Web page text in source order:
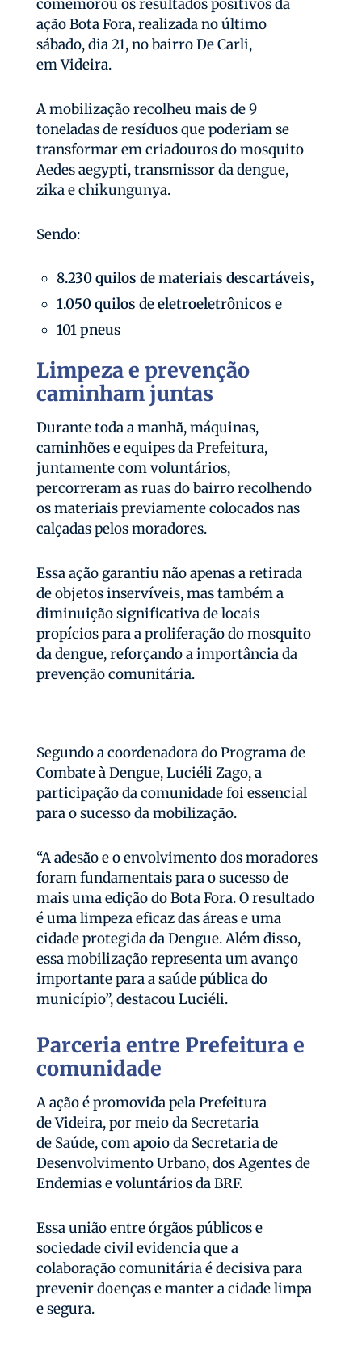
comemorou os resultados positivos da
ação Bota Fora, realizada no último
sábado, dia 21, no bairro De Carli,
em Videira.
A mobilização recolheu mais de 9
toneladas de resíduos que poderiam se
transformar em criadouros do mosquito
Aedes aegypti, transmissor da dengue,
zika e chikungunya.
Sendo:
8.230 quilos de materiais descartáveis,
1.050 quilos de eletroeletrônicos e
101 pneus
Limpeza e prevenção
caminham juntas
Durante toda a manhã, máquinas,
caminhões e equipes da Prefeitura,
juntamente com voluntários,
percorreram as ruas do bairro recolhendo
os materiais previamente colocados nas
calçadas pelos moradores.
Essa ação garantiu não apenas a retirada
de objetos inservíveis, mas também a
diminuição significativa de locais
propícios para a proliferação do mosquito
da dengue, reforçando a importância da
prevenção comunitária.
Segundo a coordenadora do Programa de
Combate à Dengue, Luciéli Zago, a
participação da comunidade foi essencial
para o sucesso da mobilização.
“A adesão e o envolvimento dos moradores
foram fundamentais para o sucesso de
mais uma edição do Bota Fora. O resultado
é uma limpeza eficaz das áreas e uma
cidade protegida da Dengue. Além disso,
essa mobilização representa um avanço
importante para a saúde pública do
município”, destacou Luciéli.
Parceria entre Prefeitura e
comunidade
A ação é promovida pela Prefeitura
de Videira, por meio da Secretaria
de Saúde, com apoio da Secretaria de
Desenvolvimento Urbano, dos Agentes de
Endemias e voluntários da BRF.
Essa união entre órgãos públicos e
sociedade civil evidencia que a
colaboração comunitária é decisiva para
prevenir doenças e manter a cidade limpa
e segura.